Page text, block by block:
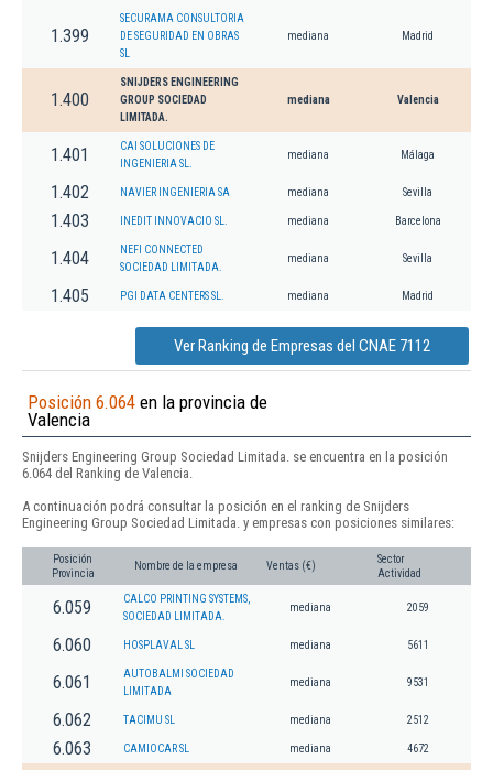
1.399
SECURAMA CONSULTORIA
DE SEGURIDAD EN OBRAS
SL
mediana Madrid
1.400
SNIJDERS ENGINEERING
GROUP SOCIEDAD
LIMITADA.
mediana Valencia
1.401
CAI SOLUCIONES DE
INGENIERIA SL.
mediana Málaga
1.402 NAVIER INGENIERIA SA mediana Sevilla
1.403 INEDIT INNOVACIO SL. mediana Barcelona
1.404
NEFI CONNECTED
SOCIEDAD LIMITADA.
mediana Sevilla
1.405 PGI DATA CENTERS SL. mediana Madrid
Ver Ranking de Empresas del CNAE 7112
Posición 6.064 en la provincia de
Valencia
Snijders Engineering Group Sociedad Limitada. se encuentra en la posición
6.064 del Ranking de Valencia.
A continuación podrá consultar la posición en el ranking de Snijders
Engineering Group Sociedad Limitada. y empresas con posiciones similares:
Posición
Provincia
Nombre de la empresa Ventas (€)
Sector
Actividad
6.059
CALCO PRINTING SYSTEMS,
SOCIEDAD LIMITADA.
mediana 2059
6.060 HOSPLAVAL SL mediana 5611
6.061
AUTOBALMI SOCIEDAD
LIMITADA
mediana 9531
6.062 TACIMU SL mediana 2512
6.063 CAMIOCAR SL mediana 4672